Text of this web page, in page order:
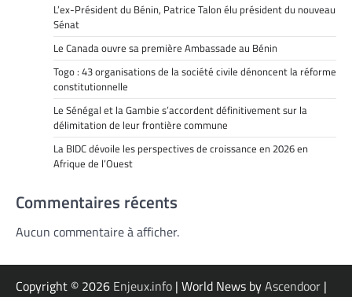
L’ex-Président du Bénin, Patrice Talon élu président du nouveau
Sénat
Le Canada ouvre sa première Ambassade au Bénin
Togo : 43 organisations de la société civile dénoncent la réforme
constitutionnelle
Le Sénégal et la Gambie s’accordent définitivement sur la
délimitation de leur frontière commune
La BIDC dévoile les perspectives de croissance en 2026 en
Afrique de l’Ouest
Commentaires récents
Aucun commentaire à afficher.
Copyright © 2026 Enjeux.info | World News byAscendoor |